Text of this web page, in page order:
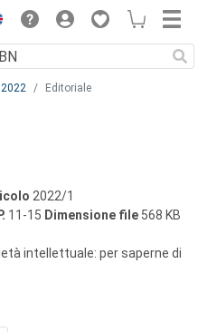
2022 Editoriale
2022/1
P. 11-15 Dimensione file 568 KB
intellettuale: per saperne di